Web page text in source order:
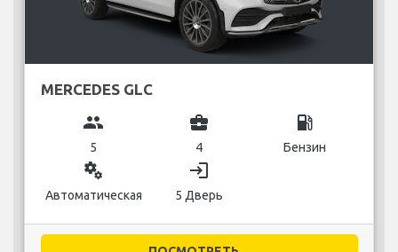
MERCEDES GLC
group
5
business_center
4
local_gas_station
Бензин
miscellaneous_services
Автоматическая
login
5 Дверь